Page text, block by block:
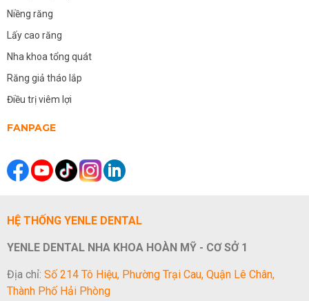
Niềng răng
Lấy cao răng
Nha khoa tổng quát
Răng giả tháo lắp
Điều trị viêm lợi
FANPAGE
HỆ THỐNG YENLE DENTAL
YENLE DENTAL NHA KHOA HOÀN MỸ - CƠ SỞ 1
Địa chỉ: Số 214 Tô Hiệu, Phường Trại Cau, Quận Lê Chân,
Thành Phố Hải Phòng